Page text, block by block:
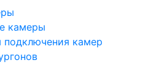
камеры
камер